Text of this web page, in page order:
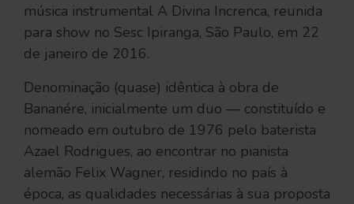
música instrumental A Divina Increnca, reunida
para show no Sesc Ipiranga, São Paulo, em 22
de janeiro de 2016.
Denominação (quase) idêntica à obra de
Bananére, inicialmente um duo — constituído e
nomeado em outubro de 1976 pelo baterista
Azael Rodrigues, ao encontrar no pianista
alemão Felix Wagner, residindo no país à
época, as qualidades necessárias à sua proposta